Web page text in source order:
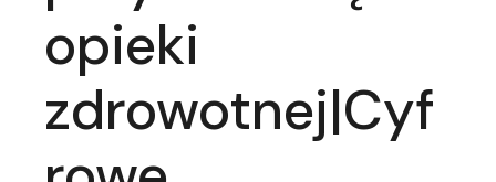
opieki
zdrowotnej|Cyf